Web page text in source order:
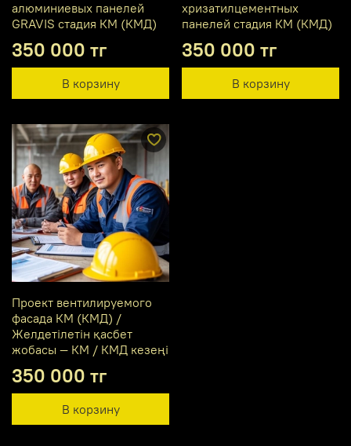
алюминиевых панелей
GRAVIS стадия КМ (КМД)
350 000 тг
В корзину
хризатилцементных
панелей стадия КМ (КМД)
350 000 тг
В корзину
Проект вентилируемого
фасада КМ (КМД) /
Желдетілетін қасбет
жобасы — КМ / КМД кезеңі
350 000 тг
В корзину